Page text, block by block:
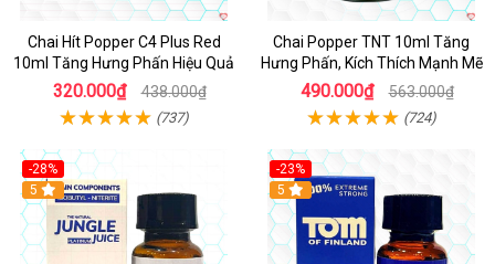
Chai Hít Popper C4 Plus Red
10ml Tăng Hưng Phấn Hiệu Quả
320.000₫ 438.000₫
(737)
Chai Popper TNT 10ml Tăng
Hưng Phấn, Kích Thích Mạnh Mẽ
490.000₫ 563.000₫
(724)
-28%
5
-23%
5